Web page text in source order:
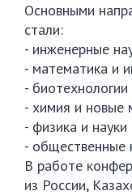
Основными
стали:
- инженерные
- математика и
-
- химия и новые
- физика и
- общественные
В работе
из России,